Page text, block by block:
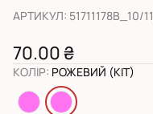
АРТИКУЛ: 51711178B_10/11
70.00 ₴
КОЛІР: РОЖЕВИЙ (КІТ)